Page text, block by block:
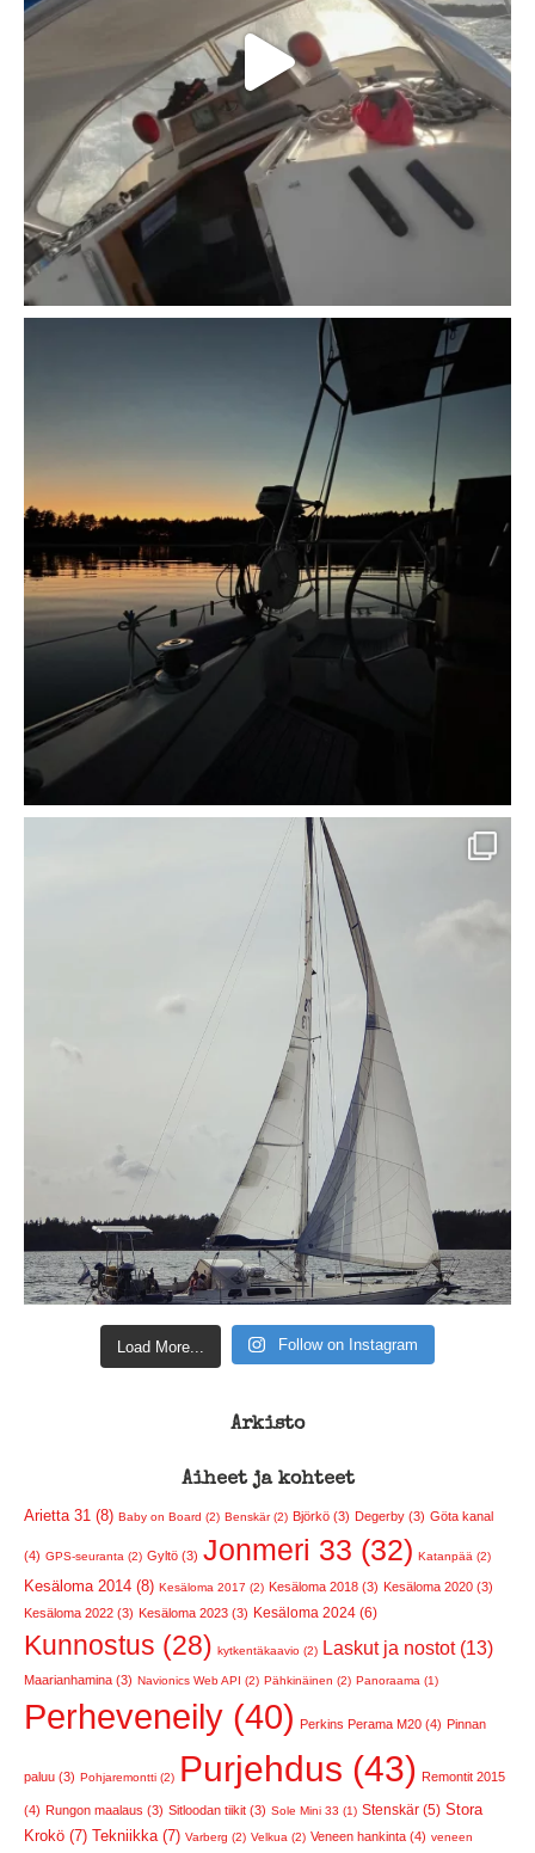
Load More... Follow on Instagram
Arkisto
Aiheet ja kohteet
Arietta 31 (8) Baby on Board (2) Benskär (2) Björkö (3) Degerby (3) Göta kanal
(4) GPS-seuranta (2) Gyltö (3) Jonmeri 33 (32) Katanpää (2)
Kesäloma 2014 (8) Kesäloma 2017 (2) Kesäloma 2018 (3) Kesäloma 2020 (3)
Kesäloma 2022 (3) Kesäloma 2023 (3) Kesäloma 2024 (6)
Kunnostus (28) kytkentäkaavio (2) Laskut ja nostot (13)
Maarianhamina (3) Navionics Web API (2) Pähkinäinen (2) Panoraama (1)
Perheveneily (40) Perkins Perama M20 (4) Pinnan
paluu (3) Pohjaremontti (2) Purjehdus (43) Remontit 2015
(4) Rungon maalaus (3) Sitloodan tiikit (3) Sole Mini 33 (1) Stenskär (5) Stora
Krokö (7) Tekniikka (7) Varberg (2) Velkua (2) Veneen hankinta (4) veneen